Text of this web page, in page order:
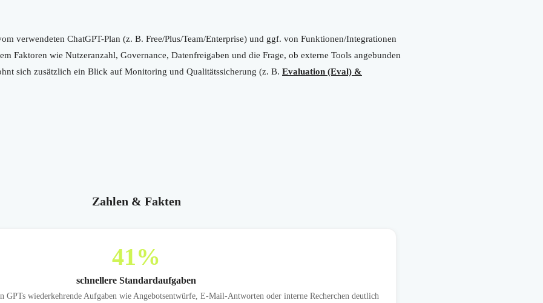
verwendeten ChatGPT-Plan (z. B. Free/Plus/Team/Enterprise) und ggf. von Funktionen/Integrationen
Faktoren wie Nutzeranzahl, Governance, Datenfreigaben und die Frage, ob externe Tools angebunden
sich zusätzlich ein Blick auf Monitoring und Qualitätssicherung (z. B. Evaluation (Eval) &
Zahlen & Fakten
41%
schnellere Standardaufgaben
GPTs wiederkehrende Aufgaben wie Angebotsentwürfe, E-Mail-Antworten oder interne Recherchen deutlich